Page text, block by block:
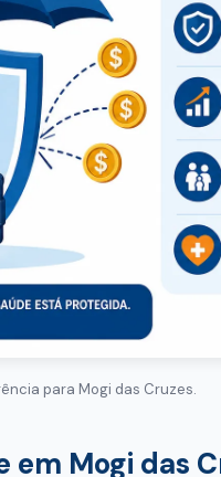
para Mogi das Cruzes.
em Mogi das